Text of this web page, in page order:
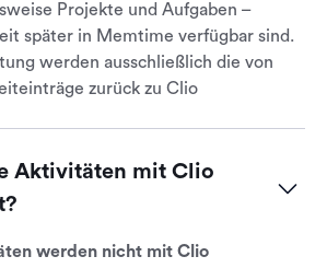
Projekte und Aufgaben –
später in Memtime verfügbar sind.
werden ausschließlich die von
zurück zu Clio
Aktivitäten mit Clio
werden nicht mit Clio